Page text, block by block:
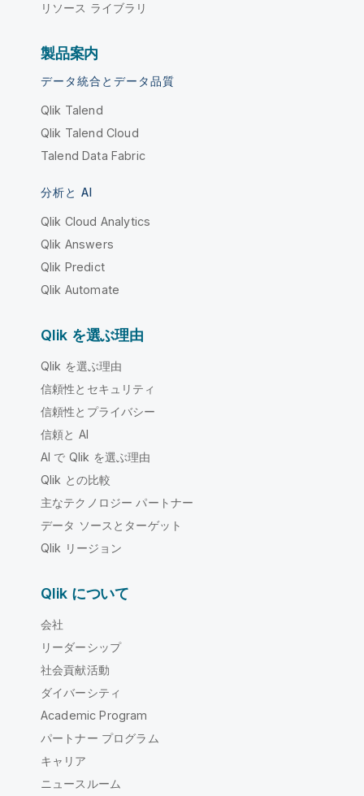
リソース ライブラリ
製品案内
データ統合とデータ品質
Qlik Talend
Qlik Talend Cloud
Talend Data Fabric
分析と AI
Qlik Cloud Analytics
Qlik Answers
Qlik Predict
Qlik Automate
Qlik を選ぶ理由
Qlik を選ぶ理由
信頼性とセキュリティ
信頼性とプライバシー
信頼と AI
AI で Qlik を選ぶ理由
Qlik との比較
主なテクノロジー パートナー
データ ソースとターゲット
Qlik リージョン
Qlik について
会社
リーダーシップ
社会貢献活動
ダイバーシティ
Academic Program
パートナー プログラム
キャリア
ニュースルーム